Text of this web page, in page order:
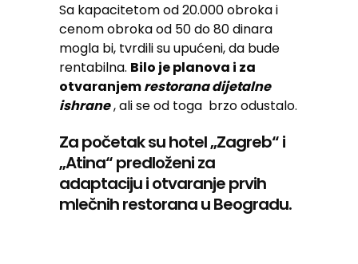
Sa kapacitetom od 20.000 obroka i
cenom obroka od 50 do 80 dinara
mogla bi, tvrdili su upućeni, da bude
rentabilna. Bilo je planova i za
otvaranjemrestorana dijetalne
ishrane, ali se od toga brzo odustalo.
Za početak su hotel „Zagreb“ i
„Atina“ predloženi za
adaptaciju i otvaranje prvih
mlečnih restorana u Beogradu.